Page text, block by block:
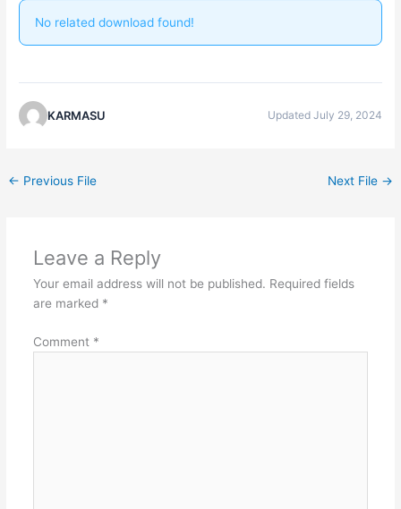
No related download found!
KARMASU Updated July 29, 2024
← Previous File Next File →
Leave a Reply
Your email address will not be published. Required fields
are marked *
Comment *